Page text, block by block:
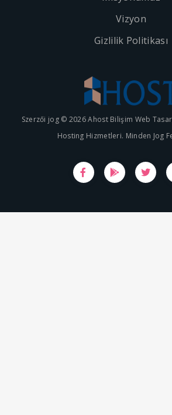
Vizyon
Gizlilik Politikası
Szerzői jog © 2026 Ahost Bilişim Web
Hosting Hizmetleri. Minden Jog